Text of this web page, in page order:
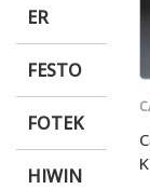
ER
FESTO
FOTEK
HIWIN